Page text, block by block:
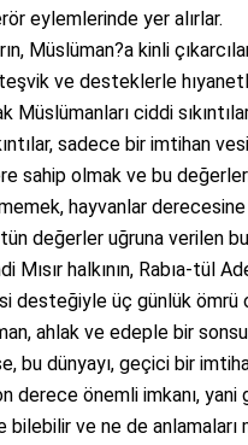
eylemlerinde yer alırlar.
Müslüman?a kinli
ve desteklerle
Müslümanları ciddi
sadece bir imtihan
sahip olmak ve bu
hayvanlar derecesine
değerler uğruna verilen
Mısır halkının, Rabıa-tül
desteğiyle üç günlük
ahlak ve edeple bir
bu dünyayı, geçici bir
derece önemli imkanı,
bilebilir ve ne de